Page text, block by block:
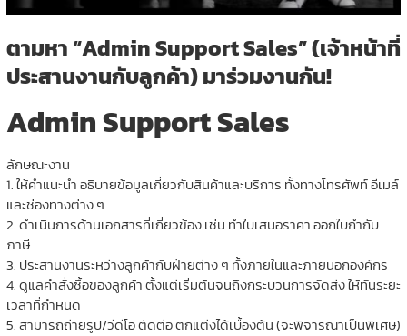
ตามหา “Admin Support Sales” (เจ้าหน้าที่
ประสานงานกับลูกค้า) มาร่วมงานกัน!
Admin Support Sales
ลักษณะงาน
1. ให้คำแนะนำ อธิบายข้อมูลเกี่ยวกับสินค้าและบริการ ทั้งทางโทรศัพท์ อีเมล์
และช่องทางต่าง ๆ
2. ดำเนินการด้านเอกสารที่เกี่ยวข้อง เช่น ทำใบเสนอราคา ออกใบกำกับ
ภาษี
3. ประสานงานระหว่างลูกค้ากับฝ่ายต่าง ๆ ทั้งภายในและภายนอกองค์กร
4. ดูแลคำสั่งซื้อของลูกค้า ตั้งแต่เริ่มต้นจนถึงกระบวนการจัดส่ง ให้ทันระยะ
เวลาที่กำหนด
5. สามารถถ่ายรูป/วีดีโอ ตัดต่อ ตกแต่งได้เบื้องต้น (จะพิจารณาเป็นพิเศษ)